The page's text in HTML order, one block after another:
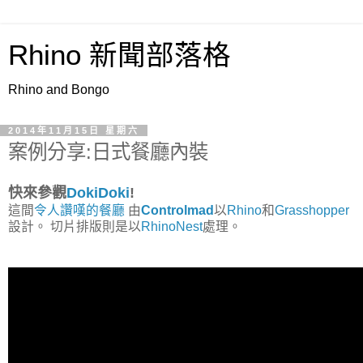
Rhino 新聞部落格
Rhino and Bongo
2014年11月15日 星期六
案例分享:日式餐廳內裝
快來參觀DokiDoki!
這間令人讚嘆的餐廳 由Controlmad以Rhino和Grasshopper
設計。 切片排版則是以RhinoNest處理。